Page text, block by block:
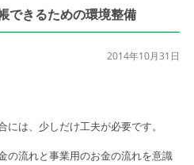
できるための環境整備
2014年10月31日
は、少しだけ工夫が必要です。
の流れと事業用のお金の流れを意識